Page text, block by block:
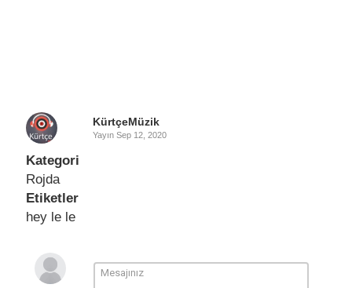
KürtçeMüzik
Yayın Sep 12, 2020
Kategori
Rojda
Etiketler
hey le le